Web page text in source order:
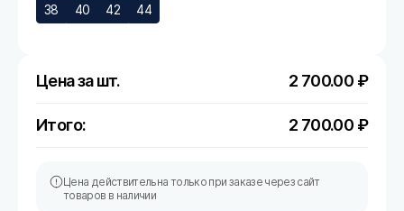
38 40 42 44
Цена за шт. 2 700.00 ₽
Итого: 2 700.00 ₽
Цена действительна только при заказе через сайт
товаров в наличии